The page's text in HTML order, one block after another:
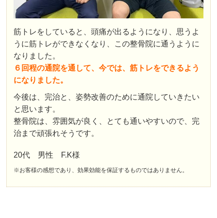
筋トレをしていると、頭痛が出るようになり、思うよ
うに筋トレができなくなり、この整骨院に通うように
なりました。
６回程の通院を通して、今では、筋トレをできるよう
になりました。
今後は、完治と、姿勢改善のために通院していきたい
と思います。
整骨院は、雰囲気が良く、とても通いやすいので、完
治まで頑張れそうです。
20代 男性 F.K様
※お客様の感想であり、効果効能を保証するものではありません。